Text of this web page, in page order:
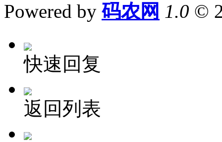
Powered by 码农网 1.0 ©
快速回复
返回列表